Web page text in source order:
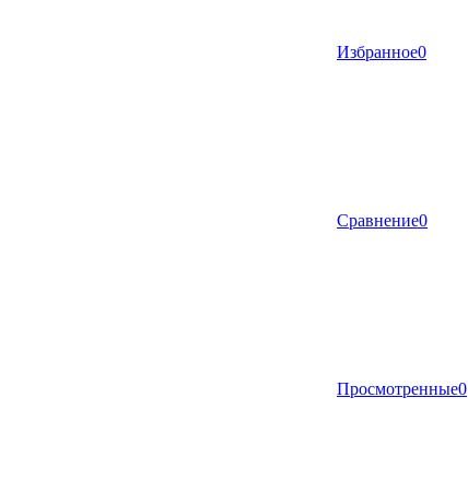
Избранное0
Сравнение0
Просмотренные0